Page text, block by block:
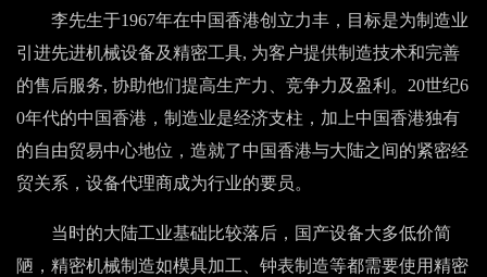
李先生于1967年在中国香港创立力丰，目标是为制造业
引进先进机械设备及精密工具, 为客户提供制造技术和完善
的售后服务, 协助他们提高生产力、竞争力及盈利。20世纪6
0年代的中国香港，制造业是经济支柱，加上中国香港独有
的自由贸易中心地位，造就了中国香港与大陆之间的紧密经
贸关系，设备代理商成为行业的要员。
当时的大陆工业基础比较落后，国产设备大多低价简
陋，精密机械制造如模具加工、钟表制造等都需要使用精密